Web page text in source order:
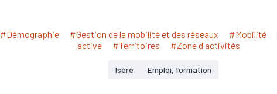
#Démographie #Gestion de la mobilité et des réseaux #Mobilité
active
#Territoires #Zone d'activités
Isère Emploi, formation